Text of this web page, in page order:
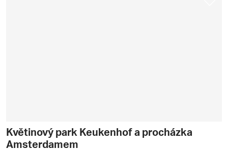
Květinový park Keukenhof a procházka
Amsterdamem